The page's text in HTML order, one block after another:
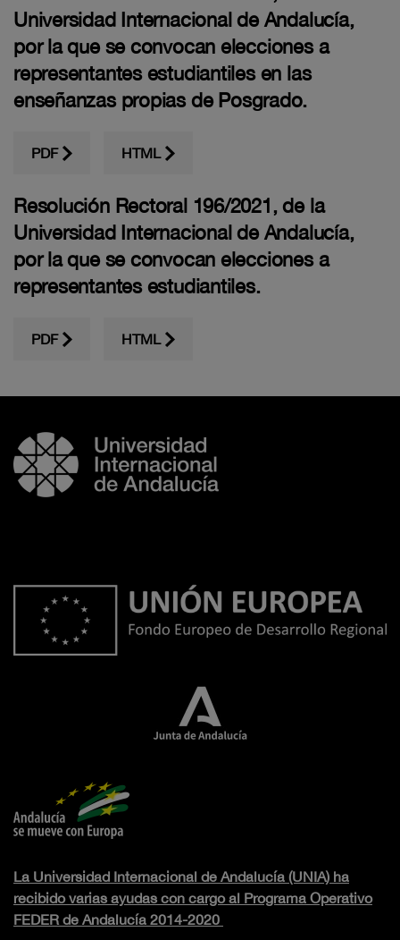
Universidad Internacional de Andalucía,
por la que se convocan elecciones a
representantes estudiantiles en las
enseñanzas propias de Posgrado.
PDF HTML
Resolución Rectoral 196/2021, de la
Universidad Internacional de Andalucía,
por la que se convocan elecciones a
representantes estudiantiles.
PDF HTML
La Universidad Internacional de Andalucía (UNIA) ha
recibido varias ayudas con cargo al Programa Operativo
FEDER de Andalucía 2014-2020